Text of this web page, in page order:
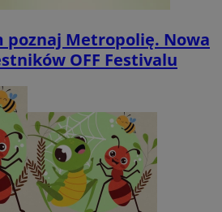
poznaj Metropolię. Nowa
OFF Festivalu